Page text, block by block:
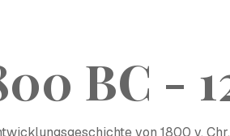
BC -
von 1800 v.